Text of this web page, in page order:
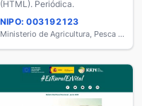
(HTML). Periódica.
NIPO: 003192123
Ministerio de Agricultura, Pesca y Alimentación